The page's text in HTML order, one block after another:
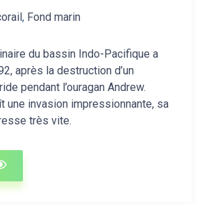
, Fond marin
du bassin Indo-Pacifique a
après la destruction d’un
pendant l’ouragan Andrew.
une invasion impressionnante, sa
très vite.